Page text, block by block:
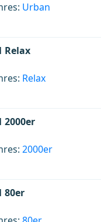
Urban
Relax
Relax
2000er
2000er
80er